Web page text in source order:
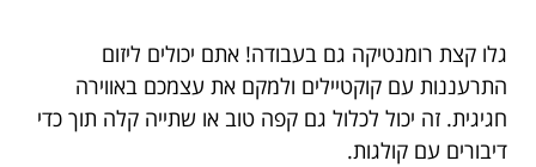
גלו קצת רומנטיקה גם בעבודה! אתם יכולים ליזום
התרעננות עם קוקטיילים ולמקם את עצמכם באווירה
חגיגית. זה יכול לכלול גם קפה טוב או שתייה קלה תוך כדי
דיבורים עם קולגות.